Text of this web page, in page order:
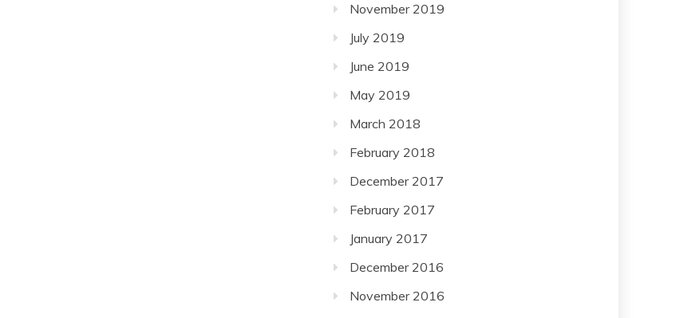
November 2019
July 2019
June 2019
May 2019
March 2018
February 2018
December 2017
February 2017
January 2017
December 2016
November 2016